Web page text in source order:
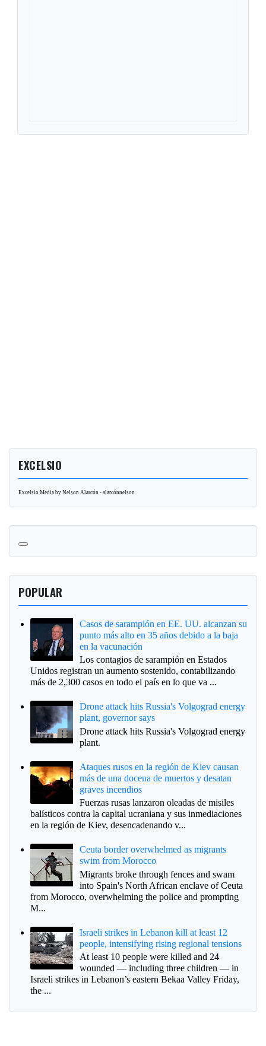
EXCELSIO
Excelsio Media by Nelson Alarcón - alarcónnelson
POPULAR
Casos de sarampión en EE. UU. alcanzan su
punto más alto en 35 años debido a la baja
en la vacunación
Los contagios de sarampión en Estados
Unidos registran un aumento sostenido, contabilizando
más de 2,300 casos en todo el país en lo que va ...
Drone attack hits Russia's Volgograd energy
plant, governor says
Drone attack hits Russia's Volgograd energy
plant.
Ataques rusos en la región de Kiev causan
más de una docena de muertos y desatan
graves incendios
Fuerzas rusas lanzaron oleadas de misiles
balísticos contra la capital ucraniana y sus inmediaciones
en la región de Kiev, desencadenando v...
Ceuta border overwhelmed as migrants
swim from Morocco
Migrants broke through fences and swam
into Spain's North African enclave of Ceuta
from Morocco, overwhelming the police and prompting
M...
Israeli strikes in Lebanon kill at least 12
people, intensifying rising regional tensions
At least 10 people were killed and 24
wounded — including three children — in
Israeli strikes in Lebanon’s eastern Bekaa Valley Friday,
the ...